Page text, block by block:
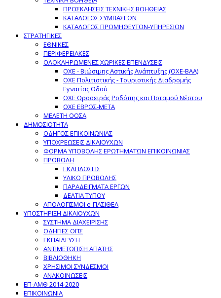
ΠΡΟΣΚΛΗΣΕΙΣ ΤΕΧΝΙΚΗΣ ΒΟΗΘΕΙΑΣ
ΚΑΤΑΛΟΓΟΣ ΣΥΜΒΑΣΕΩΝ
ΚΑΤΑΛΟΓΟΣ ΠΡΟΜΗΘΕΥΤΩΝ-ΥΠΗΡΕΣΙΩΝ
ΣΤΡΑΤΗΓΙΚΕΣ
ΕΘΝΙΚΕΣ
ΠΕΡΙΦΕΡΕΙΑΚΕΣ
ΟΛΟΚΛΗΡΩΜΕΝΕΣ ΧΩΡΙΚΕΣ ΕΠΕΝΔΥΣΕΙΣ
ΟΧΕ - Βιώσιμης Αστικής Ανάπτυξης (ΟΧΕ-ΒΑΑ)
ΟΧΕ Πολιτιστικής - Τουριστικής Διαδρομής
Εγνατίας Οδού
ΟΧΕ Οροσειράς Ροδόπης και Ποταμού Νέστου
ΟΧΕ ΕΒΡΟΣ-ΜΕΤΑ
ΜΕΛΕΤΗ ΟΟΣΑ
ΔΗΜΟΣΙΟΤΗΤΑ
ΟΔΗΓΟΣ ΕΠΙΚΟΙΝΩΝΙΑΣ
ΥΠΟΧΡΕΩΣΕΙΣ ΔΙΚΑΙΟΥΧΩΝ
ΦΟΡΜΑ ΥΠΟΒΟΛΗΣ ΕΡΩΤΗΜΑΤΩΝ ΕΠΙΚΟΙΝΩΝΙΑΣ
ΠΡΟΒΟΛΗ
ΕΚΔΗΛΩΣΕΙΣ
ΥΛΙΚΟ ΠΡΟΒΟΛΗΣ
ΠΑΡΑΔΕΙΓΜΑΤΑ ΕΡΓΩΝ
ΔΕΛΤΙΑ ΤΥΠΟΥ
ΑΠΟΛΟΓΙΣΜΟΙ e-ΠΑΣΙΘΕΑ
ΥΠΟΣΤΗΡΙΞΗ ΔΙΚΑΙΟΥΧΩΝ
ΣΥΣΤΗΜΑ ΔΙΑΧΕΙΡΙΣΗΣ
ΟΔΗΓΙΕΣ ΟΠΣ
ΕΚΠΑΙΔΕΥΣΗ
ΑΝΤΙΜΕΤΩΠΙΣΗ ΑΠΑΤΗΣ
ΒΙΒΛΙΟΘΗΚΗ
ΧΡΗΣΙΜΟΙ ΣΥΝΔΕΣΜΟΙ
ΑΝΑΚΟΙΝΩΣΕΙΣ
ΕΠ-ΑΜΘ 2014-2020
ΕΠΙΚΟΙΝΩΝΙΑ